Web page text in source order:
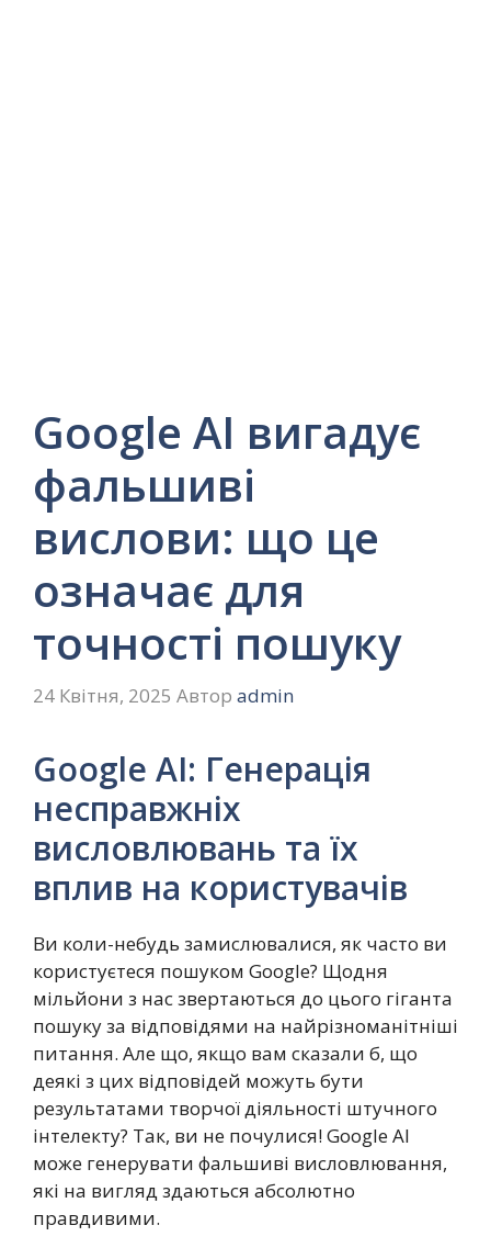
Google AI вигадує
фальшиві
вислови: що це
означає для
точності пошуку
24 Квітня, 2025 Автор admin
Google AI: Генерація
несправжніх
висловлювань та їх
вплив на користувачів
Ви коли-небудь замислювалися, як часто ви
користуєтеся пошуком Google? Щодня
мільйони з нас звертаються до цього гіганта
пошуку за відповідями на найрізноманітніші
питання. Але що, якщо вам сказали б, що
деякі з цих відповідей можуть бути
результатами творчої діяльності штучного
інтелекту? Так, ви не почулися! Google AI
може генерувати фальшиві висловлювання,
які на вигляд здаються абсолютно
правдивими.